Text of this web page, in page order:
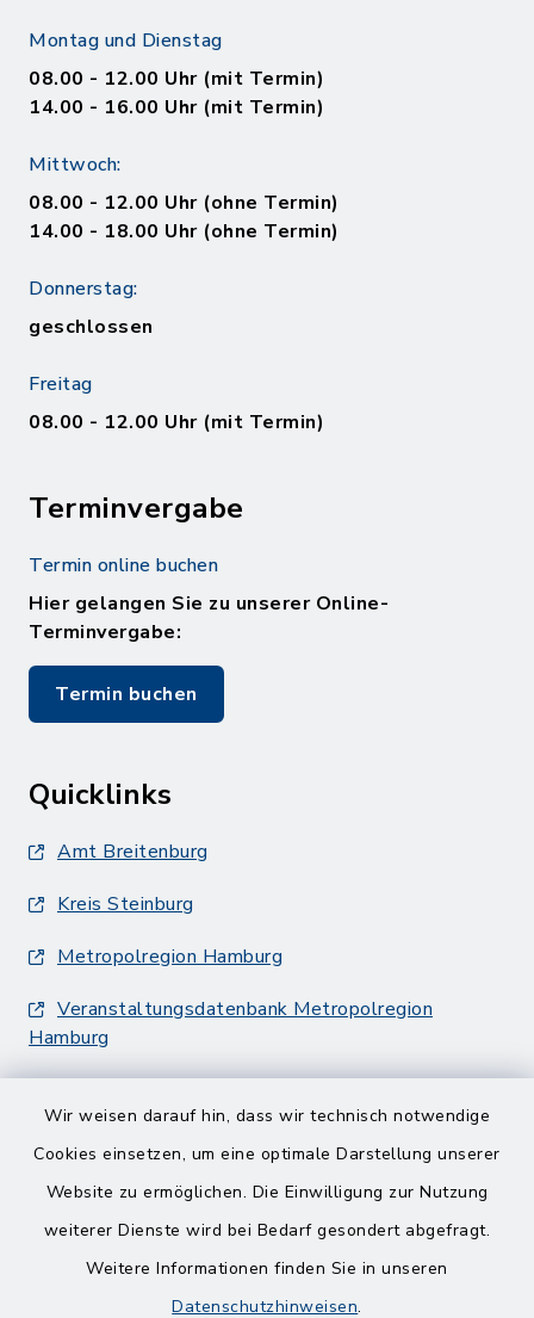
Wir weisen darauf hin, dass wir technisch notwendige
Cookies einsetzen, um eine optimale Darstellung unserer
Website zu ermöglichen. Die Einwilligung zur Nutzung
weiterer Dienste wird bei Bedarf gesondert abgefragt.
Weitere Informationen finden Sie in unseren
Datenschutzhinweisen.
Montag und Dienstag
08.00 - 12.00 Uhr (mit Termin)
14.00 - 16.00 Uhr (mit Termin)
Mittwoch:
08.00 - 12.00 Uhr (ohne Termin)
14.00 - 18.00 Uhr (ohne Termin)
Donnerstag:
geschlossen
Freitag
08.00 - 12.00 Uhr (mit Termin)
Terminvergabe
Termin online buchen
Hier gelangen Sie zu unserer Online-
Terminvergabe:
Termin buchen
Quicklinks
Amt Breitenburg
Kreis Steinburg
Metropolregion Hamburg
Veranstaltungsdatenbank Metropolregion
Hamburg
Barrierefreiheit